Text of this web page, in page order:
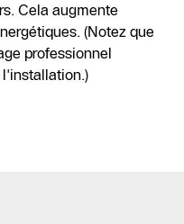
Cela augmente
(Notez que
professionnel